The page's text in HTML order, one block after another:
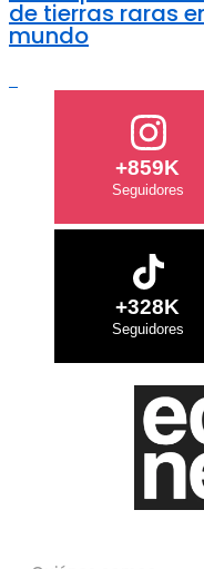
de tierras raras
mundo
+859K
+328K